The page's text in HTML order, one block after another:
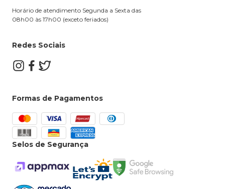
Horário de atendimento Segunda a Sexta das
08h00 às 17h00 (exceto feriados)
Redes Sociais
Formas de Pagamentos
Selos de Segurança